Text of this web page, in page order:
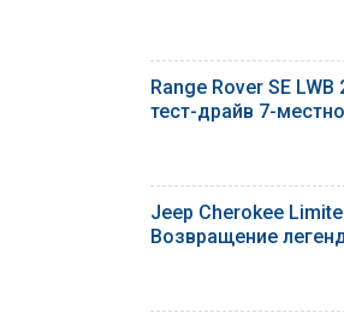
Range Rover SE
тест-драйв 7-
Jeep Cherokee
Возвращение